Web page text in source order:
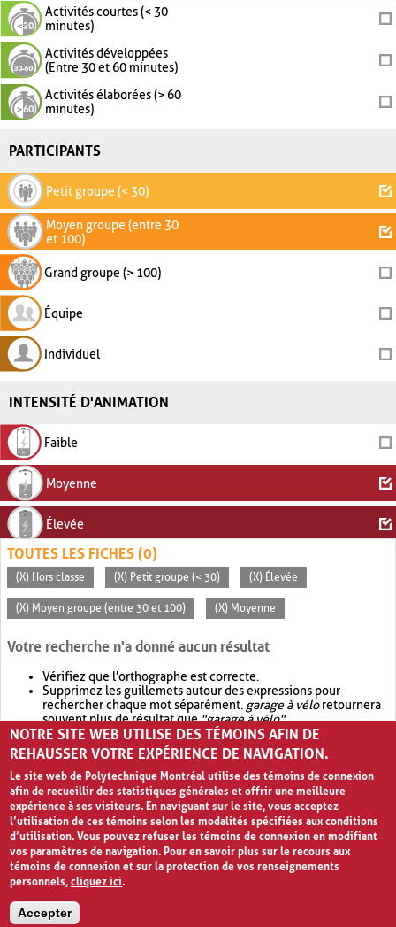
Activités courtes (< 30
minutes)
Activités développées
(Entre 30 et 60 minutes)
Activités élaborées (> 60
minutes)
PARTICIPANTS
Petit groupe (< 30)
Moyen groupe (entre 30
et 100)
Grand groupe (> 100)
Équipe
Individuel
INTENSITÉ D'ANIMATION
Faible
Moyenne
Élevée
TOUTES LES FICHES (0)
(X) Hors classe (X) Petit groupe (< 30) (X) Élevée
(X) Moyen groupe (entre 30 et 100) (X) Moyenne
Votre recherche n'a donné aucun résultat
Vérifiez que l'orthographe est correcte.
Supprimez les guillemets autour des expressions pour
rechercher chaque mot séparément. garage à véloretournera
souvent plus de résultat que"garage à vélo".
Envisagez d'élargir votre recherche avec OR.garage OR vélo
retournera souvent plus de résultat quegarage à vélo
NOTRE SITE WEB UTILISE DES TÉMOINS AFIN DE
REHAUSSER VOTRE EXPÉRIENCE DE NAVIGATION.
Le site web de Polytechnique Montréal utilise des témoins de connexion
afin de recueillir des statistiques générales et offrir une meilleure
expérience à ses visiteurs. En naviguant sur le site, vous acceptez
l’utilisation de ces témoins selon les modalités spécifiées aux conditions
d’utilisation. Vous pouvez refuser les témoins de connexion en modifiant
vos paramètres de navigation. Pour en savoir plus sur le recours aux
témoins de connexion et sur la protection de vos renseignements
personnels,cliquez ici.
Accepter